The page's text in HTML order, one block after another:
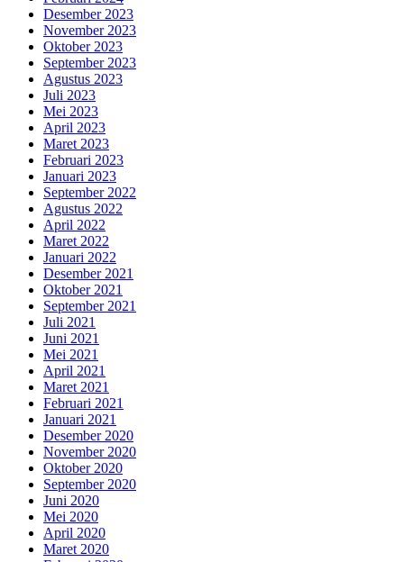
Desember 2023
November 2023
Oktober 2023
September 2023
Agustus 2023
Juli 2023
Mei 2023
April 2023
Maret 2023
Februari 2023
Januari 2023
September 2022
Agustus 2022
April 2022
Maret 2022
Januari 2022
Desember 2021
Oktober 2021
September 2021
Juli 2021
Juni 2021
Mei 2021
April 2021
Maret 2021
Februari 2021
Januari 2021
Desember 2020
November 2020
Oktober 2020
September 2020
Juni 2020
Mei 2020
April 2020
Maret 2020